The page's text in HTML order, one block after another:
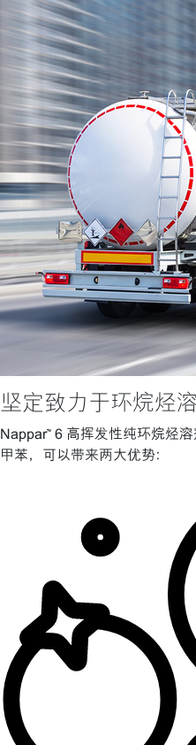
坚定致力于环烷烃
Nappar™ 6 高挥发性纯环烷烃
甲苯，可以带来两大优势：